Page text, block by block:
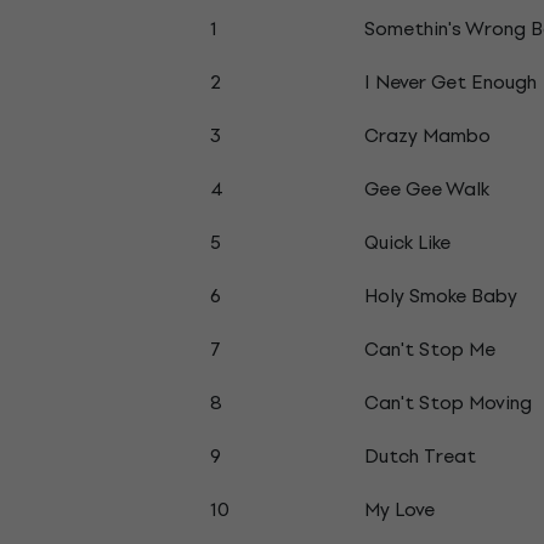
1
Somethin's Wrong
2
I Never Get Enough
3
Crazy Mambo
4
Gee Gee Walk
5
Quick Like
6
Holy Smoke Baby
7
Can't Stop Me
8
Can't Stop Moving
9
Dutch Treat
10
My Love